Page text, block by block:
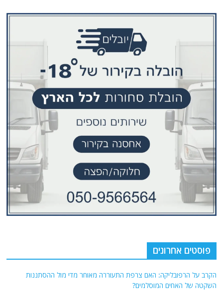
פוסטים אחרונים
הקרב על הרפובליקה: האם צרפת התעוררה מאוחר מדי מול ההסתננות
השקטה של האחים המוסלמים?